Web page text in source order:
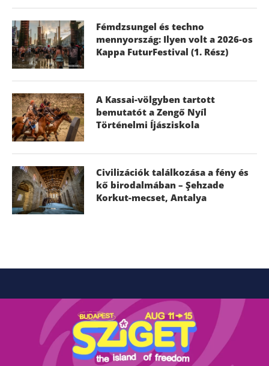
Fémdzsungel és techno
mennyország: Ilyen volt a 2026-os
Kappa FuturFestival (1. Rész)
A Kassai-völgyben tartott
bemutatót a Zengő Nyíl
Történelmi Íjásziskola
Civilizációk találkozása a fény és
kő birodalmában – Şehzade
Korkut-mecset, Antalya